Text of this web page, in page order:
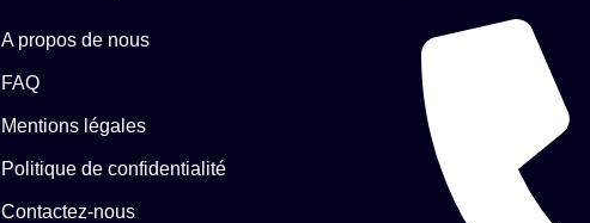
A propos de nous
FAQ
Mentions légales
Politique de confidentialité
Contactez-nous